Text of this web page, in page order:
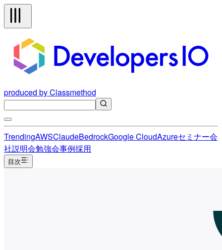
produced by Classmethod
TrendingAWSClaudeBedrockGoogle CloudAzureセミナー会
社説明会勉強会事例採用
目次